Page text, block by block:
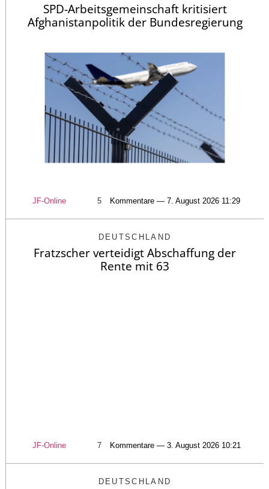
SPD-Arbeitsgemeinschaft kritisiert
Afghanistanpolitik der Bundesregierung
JF-Online 5 Kommentare — 7. August 2026 11:29
DEUTSCHLAND
Fratzscher verteidigt Abschaffung der
Rente mit 63
JF-Online 7 Kommentare — 3. August 2026 10:21
DEUTSCHLAND